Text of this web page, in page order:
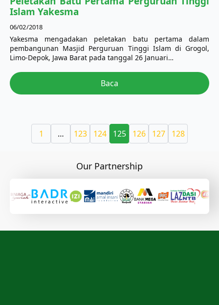
Islam Yakesma
06/02/2018
Yakesma mengadakan peletakan batu pertama dalam
pembangunan Masjid Perguruan Tinggi Islam di Grogol,
Limo-Depok, Jawa Barat pada tanggal 26 Januari…
Baca
1 … 123 124 125 126 127 128
Our Partnership